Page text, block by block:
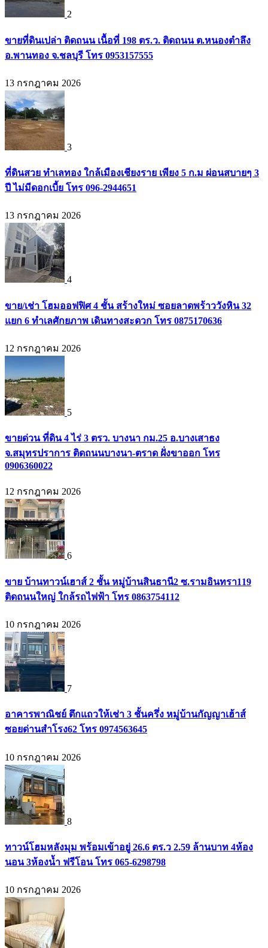
2
ขายที่ดินเปล่า ติดถนน เนื้อที่ 198 ตร.ว. ติดถนน ต.หนองตำลึง
อ.พานทอง จ.ชลบุรี โทร 0953157555
13 กรกฎาคม 2026
3
ที่ดินสวย ทำเลทอง ใกล้เมืองเชียงราย เพียง 5 ก.ม ผ่อนสบายๆ 3
ปี ไม่มีดอกเบี้ย โทร 096-2944651
13 กรกฎาคม 2026
4
ขาย/เช่า โฮมออฟฟิศ 4 ชั้น สร้างใหม่ ซอยลาดพร้าววังหิน 32
แยก 6 ทำเลศักยภาพ เดินทางสะดวก โทร 0875170636
12 กรกฎาคม 2026
5
ขายด่วน ที่ดิน 4 ไร่ 3 ตรว. บางนา กม.25 อ.บางเสาธง
จ.สมุทรปราการ ติดถนนบางนา-ตราด ฝั่งขาออก โทร
0906360022
12 กรกฎาคม 2026
6
ขาย บ้านทาวน์เฮาส์ 2 ชั้น หมู่บ้านสินธานี2 ซ.รามอินทรา119
ติดถนนใหญ่ ใกล้รถไฟฟ้า โทร 0863754112
10 กรกฎาคม 2026
7
อาคารพาณิชย์ ตึกแถวให้เช่า 3 ชั้นครึ่ง หมู่บ้านกัญญาเฮ้าส์
ซอยด่านสำโรง62 โทร 0974563645
10 กรกฎาคม 2026
8
ทาวน์โฮมหลังมุม พร้อมเข้าอยู่ 26.6 ตร.ว 2.59 ล้านบาท 4ห้อง
นอน 3ห้องน้ำ ฟรีโอน โทร 065-6298798
10 กรกฎาคม 2026